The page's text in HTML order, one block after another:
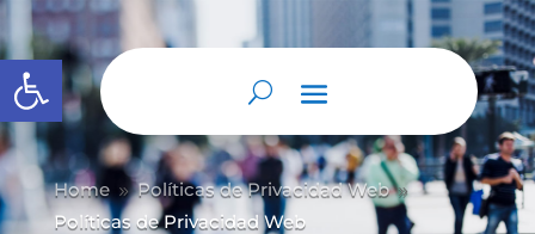
Abrir barra de herramientas
Home 9 Políticas de Privacidad Web 9
Políticas de Privacidad Web